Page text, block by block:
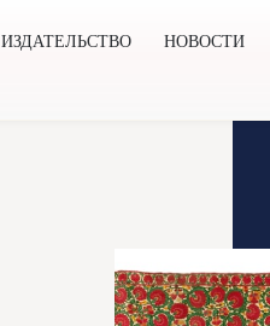
ИЗДАТЕЛЬСТВО
НОВОСТИ